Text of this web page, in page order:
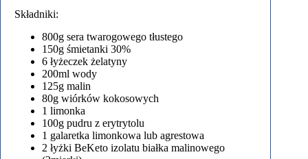
Składniki:
800g sera twarogowego tłustego
150g śmietanki 30%
6 łyżeczek żelatyny
200ml wody
125g malin
80g wiórków kokosowych
1 limonka
100g pudru z erytrytolu
1 galaretka limonkowa lub agrestowa
2 łyżki BeKeto izolatu białka malinowego